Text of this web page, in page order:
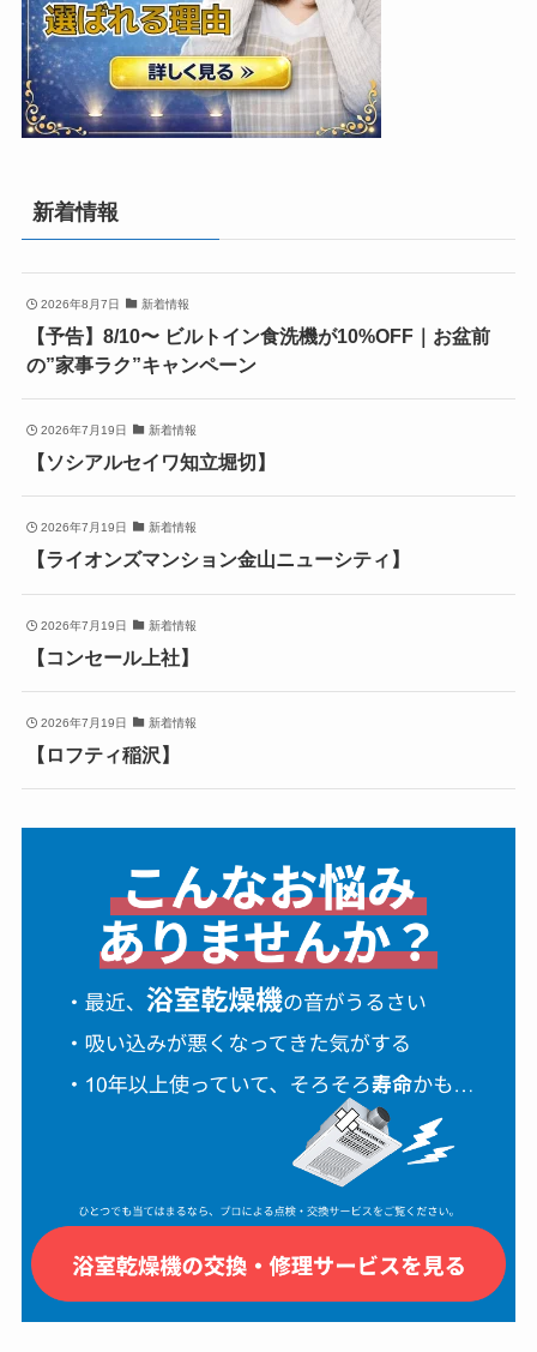
新着情報
2026年8月7日 新着情報
【予告】8/10〜 ビルトイン食洗機が10%OFF｜お盆前
の”家事ラク”キャンペーン
2026年7月19日 新着情報
【ソシアルセイワ知立堀切】
2026年7月19日 新着情報
【ライオンズマンション金山ニューシティ】
2026年7月19日 新着情報
【コンセール上社】
2026年7月19日 新着情報
【ロフティ稲沢】